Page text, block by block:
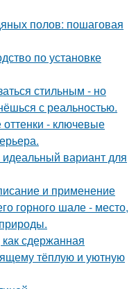
полов: пошаговая
по установке
стильным - но
с реальностью.
- ключевые
вариант для
и применение
горного шале - место,
сдержанная
тёплую и уютную